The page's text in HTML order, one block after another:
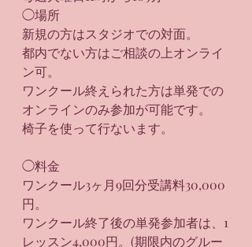
◯場所
新規の方はスタジオでの対面。
都内でない方はご相談の上オンライ
ン可。
ワンクール終えられた方は単発での
オンラインのみ参加が可能です。
椅子を使って行ないます。
◯料金
ワンクール3ヶ月9回分受講料30,000
円。
ワンクール終了後の単発参加者は、1
レッスン4,000円。(期限内のグルー